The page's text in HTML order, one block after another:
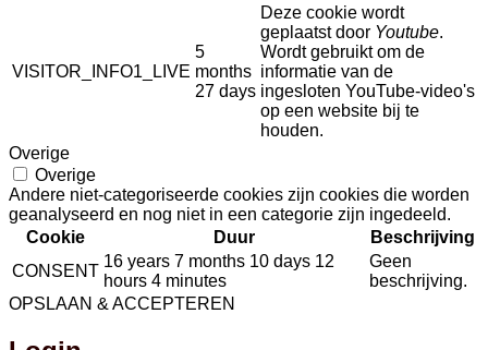
VISITOR_INFO1_LIVE
5
months
27 days
Deze cookie wordt
geplaatst door Youtube.
Wordt gebruikt om de
informatie van de
ingesloten YouTube-video's
op een website bij te
houden.
Overige
Overige
Andere niet-categoriseerde cookies zijn cookies die worden
geanalyseerd en nog niet in een categorie zijn ingedeeld.
Cookie
Duur
Beschrijving
CONSENT
16 years 7 months 10 days 12
hours 4 minutes
Geen
beschrijving.
OPSLAAN & ACCEPTEREN